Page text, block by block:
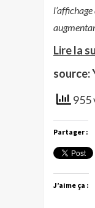
Lire la
source:
955
Partager :
J’aime ça :